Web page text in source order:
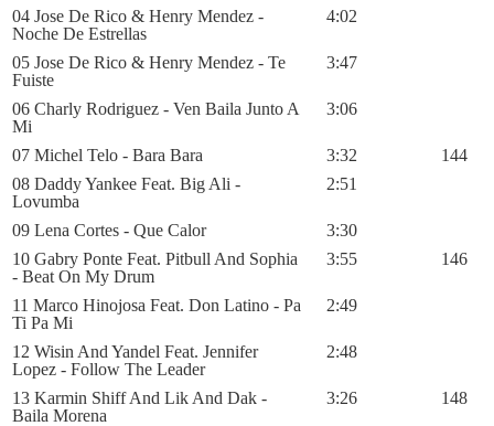
04 Jose De Rico & Henry Mendez -
Noche De Estrellas
4:02
05 Jose De Rico & Henry Mendez - Te
Fuiste
3:47
06 Charly Rodriguez - Ven Baila Junto A
Mi
3:06
07 Michel Telo - Bara Bara 3:32
144
08 Daddy Yankee Feat. Big Ali -
Lovumba
2:51
09 Lena Cortes - Que Calor
3:30
10 Gabry Ponte Feat. Pitbull And Sophia
- Beat On My Drum
3:55 146
11 Marco Hinojosa Feat. Don Latino - Pa
Ti Pa Mi
2:49
12 Wisin And Yandel Feat. Jennifer
Lopez - Follow The Leader
2:48
13 Karmin Shiff And Lik And Dak -
Baila Morena
3:26 148